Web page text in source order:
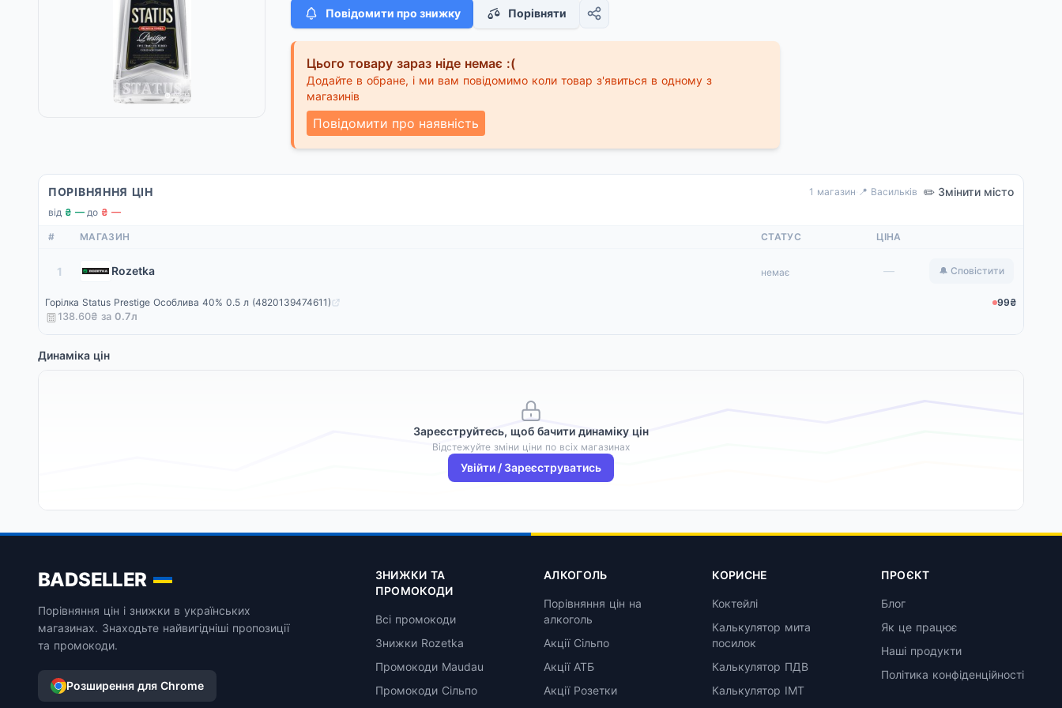
Повідомити про знижку Порівняти
Цього товару зараз ніде немає :(
Додайте в обране, і ми вам повідомимо коли товар з'явиться в одному з
магазинів
Повідомити про наявність
ПОРІВНЯННЯ ЦІН 1 магазин· 📍 Васильків ✏️ Змінити місто
від ₴ —·до ₴ —
# МАГАЗИН СТАТУС ЦІНА
1 Rozetka немає — 🔔 Сповістити
Горілка Status Prestige Особлива 40% 0.5 л (4820139474611)
99₴
138.60₴ за 0.7л
Динаміка цін
Зареєструйтесь, щоб бачити динаміку цін
Відстежуйте зміни ціни по всіх магазинах
Увійти / Зареєструватись
BADSELLER
Порівняння цін і знижки в українських
магазинах. Знаходьте найвигідніші пропозиції
та промокоди.
Розширення для Chrome
ЗНИЖКИ ТА
ПРОМОКОДИ
Всі промокоди
Знижки Rozetka
Промокоди Maudau
Промокоди Сільпо
АЛКОГОЛЬ
Порівняння цін на
алкоголь
Акції Сільпо
Акції АТБ
Акції Розетки
КОРИСНЕ
Коктейлі
Калькулятор мита
посилок
Калькулятор ПДВ
Калькулятор ІМТ
ПРОЄКТ
Блог
Як це працює
Наші продукти
Політика конфіденційності